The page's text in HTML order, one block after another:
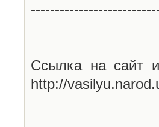
Ссылка на сайт
http://